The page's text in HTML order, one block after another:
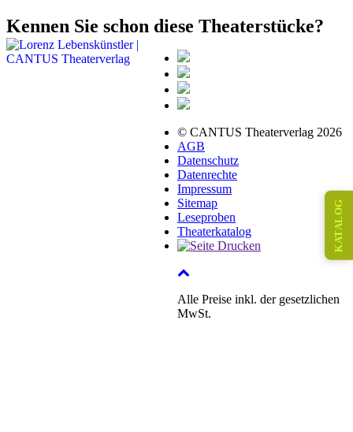
Kennen Sie schon diese Theaterstücke?
© CANTUS Theaterverlag 2026
AGB
Datenschutz
Datenrechte
Impressum
Sitemap
Leseproben
Theaterkatalog
Alle Preise inkl. der gesetzlichen
MwSt.
KATALOG